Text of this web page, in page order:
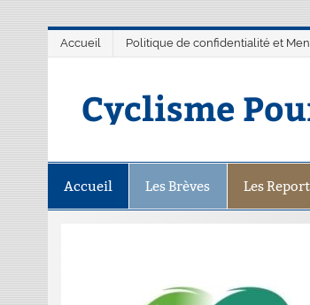
Accueil Politique de confidentialité et
Cyclisme
Accueil Les Brèves Les